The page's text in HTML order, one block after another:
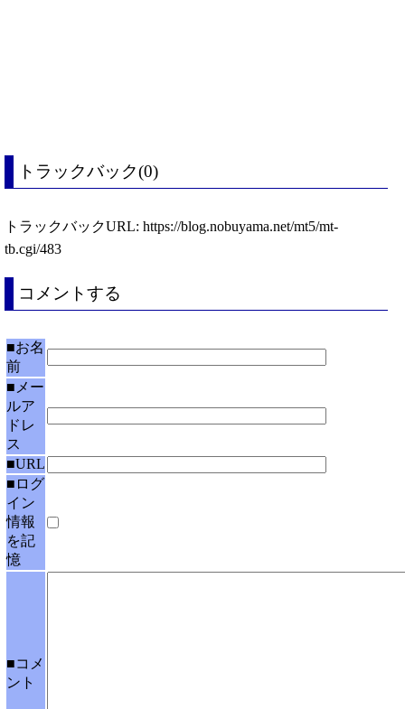
トラックバック(0)
トラックバックURL: https://blog.nobuyama.net/mt5/mt-
tb.cgi/483
コメントする
■お名
前
■メー
ルア
ドレ
ス
■URL
■ログ
イン
情報
を記
憶
■コメ
ント